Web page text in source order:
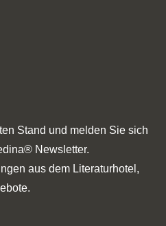
Stand und melden Sie sich
Newsletter.
aus dem Literaturhotel,